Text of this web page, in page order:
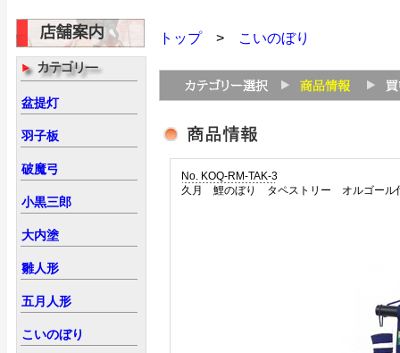
盆提灯
羽子板
破魔弓
小黒三郎
大内塗
雛人形
五月人形
こいのぼり
トップ> こいのぼり
No. KOQ-RM-TAK-3
久月 鯉のぼり タペストリー オルゴール